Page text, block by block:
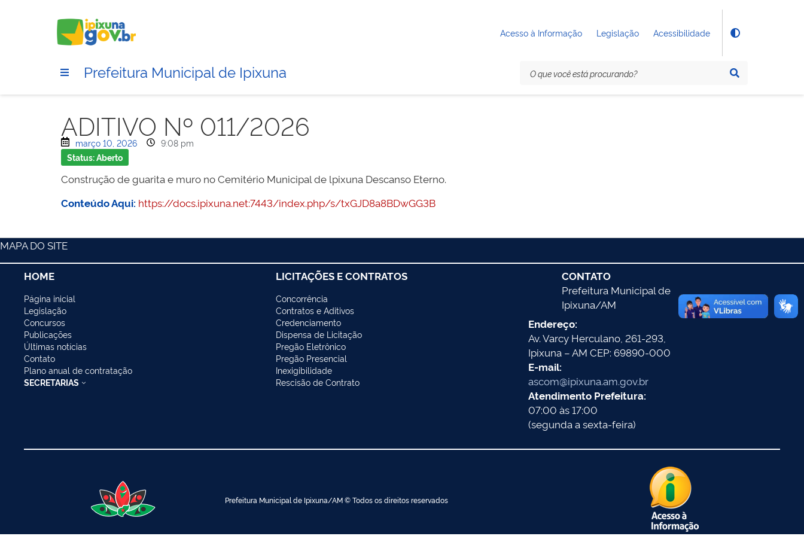
Acesso à Informação Legislação Acessibilidade
Prefeitura Municipal de Ipixuna
ADITIVO Nº 011/2026
março 10, 2026
9:08 pm
Status: Aberto
Construção de guarita e muro no Cemitério Municipal de lpixuna Descanso Eterno.
Conteúdo Aqui: https://docs.ipixuna.net:7443/index.php/s/txGJD8a8BDwGG3B
MAPA DO SITE
HOME
Página inicial
Legislação
Concursos
Publicações
Últimas notícias
Contato
Plano anual de contratação
SECRETARIAS
LICITAÇÕES E CONTRATOS
Concorrência
Contratos e Aditivos
Credenciamento
Dispensa de Licitação
Pregão Eletrônico
Pregão Presencial
Inexigibilidade
Rescisão de Contrato
CONTATO
Prefeitura Municipal de
Ipixuna/AM
Endereço:
Av. Varcy Herculano, 261-293,
Ipixuna – AM CEP: 69890-000
E-mail:
ascom@ipixuna.am.gov.br
Atendimento Prefeitura:
07:00 às 17:00
(segunda a sexta-feira)
Prefeitura Municipal de Ipixuna/AM © Todos os direitos reservados